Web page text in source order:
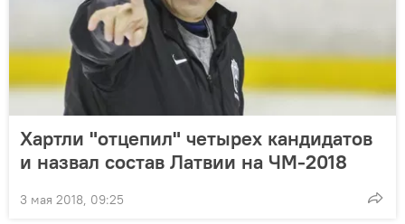
Хартли "отцепил" четырех кандидатов
и назвал состав Латвии на ЧМ-2018
3 мая 2018, 09:25